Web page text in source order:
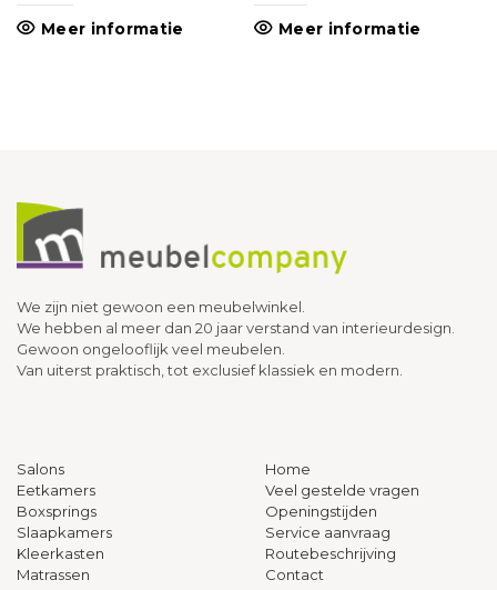
Meer informatie Meer informatie
We zijn niet gewoon een meubelwinkel.
We hebben al meer dan 20 jaar verstand van interieurdesign.
Gewoon ongelooflijk veel meubelen.
Van uiterst praktisch, tot exclusief klassiek en modern.
Salons
Eetkamers
Boxsprings
Slaapkamers
Kleerkasten
Matrassen
Home
Veel gestelde vragen
Openingstijden
Service aanvraag
Routebeschrijving
Contact